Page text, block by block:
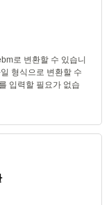
로 변환할 수 있습니
형식으로 변환할 수
입력할 필요가 없습